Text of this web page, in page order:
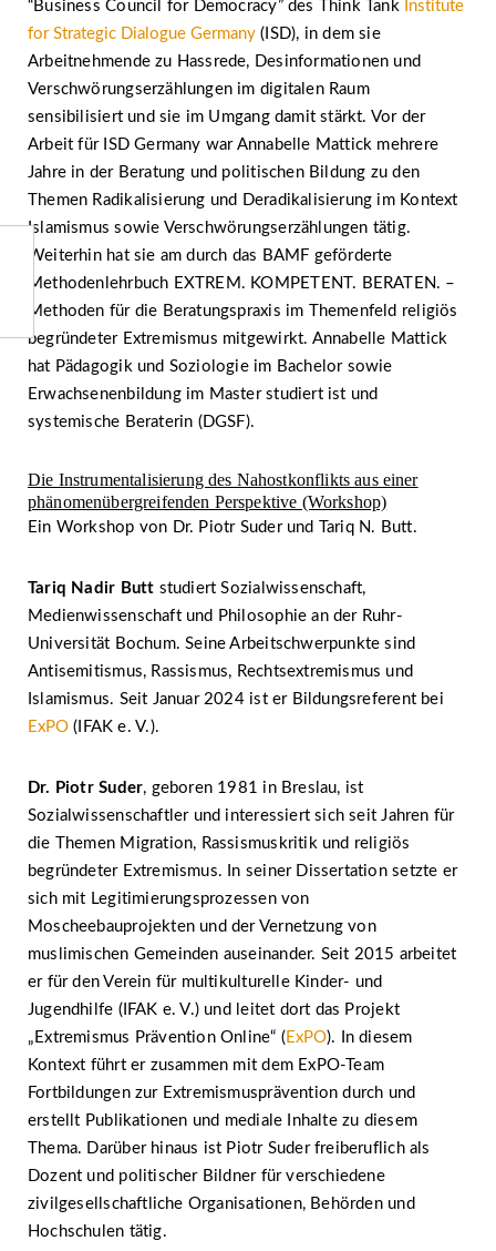
“Business Council for Democracy” des Think Tank Institute
for Strategic Dialogue Germany (ISD), in dem sie
Arbeitnehmende zu Hassrede, Desinformationen und
Verschwörungserzählungen im digitalen Raum
sensibilisiert und sie im Umgang damit stärkt. Vor der
Arbeit für ISD Germany war Annabelle Mattick mehrere
Jahre in der Beratung und politischen Bildung zu den
Themen Radikalisierung und Deradikalisierung im Kontext
Islamismus sowie Verschwörungserzählungen tätig.
Weiterhin hat sie am durch das BAMF geförderte
Methodenlehrbuch EXTREM. KOMPETENT. BERATEN. –
Methoden für die Beratungspraxis im Themenfeld religiös
begründeter Extremismus mitgewirkt. Annabelle Mattick
hat Pädagogik und Soziologie im Bachelor sowie
Erwachsenenbildung im Master studiert ist und
systemische Beraterin (DGSF).
Die Instrumentalisierung des Nahostkonflikts aus einer
phänomenübergreifenden Perspektive (Workshop)
Ein Workshop von Dr. Piotr Suder und Tariq N. Butt.
Tariq Nadir Butt studiert Sozialwissenschaft,
Medienwissenschaft und Philosophie an der Ruhr-
Universität Bochum. Seine Arbeitschwerpunkte sind
Antisemitismus, Rassismus, Rechtsextremismus und
Islamismus. Seit Januar 2024 ist er Bildungsreferent bei
ExPO (IFAK e. V.).
Dr. Piotr Suder, geboren 1981 in Breslau, ist
Sozialwissenschaftler und interessiert sich seit Jahren für
die Themen Migration, Rassismuskritik und religiös
begründeter Extremismus. In seiner Dissertation setzte er
sich mit Legitimierungsprozessen von
Moscheebauprojekten und der Vernetzung von
muslimischen Gemeinden auseinander. Seit 2015 arbeitet
er für den Verein für multikulturelle Kinder- und
Jugendhilfe (IFAK e. V.) und leitet dort das Projekt
„Extremismus Prävention Online“ ( ExPO). In diesem
Kontext führt er zusammen mit dem ExPO-Team
Fortbildungen zur Extremismusprävention durch und
erstellt Publikationen und mediale Inhalte zu diesem
Thema. Darüber hinaus ist Piotr Suder freiberuflich als
Dozent und politischer Bildner für verschiedene
zivilgesellschaftliche Organisationen, Behörden und
Hochschulen tätig.